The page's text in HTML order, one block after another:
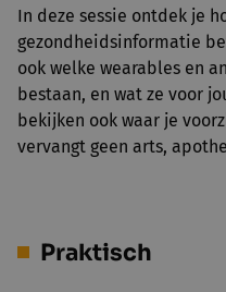
In deze sessie ontdek je
gezondheidsinformatie
ook welke wearables en
bestaan, en wat ze voor
bekijken ook waar je
vervangt geen arts,
Praktisch